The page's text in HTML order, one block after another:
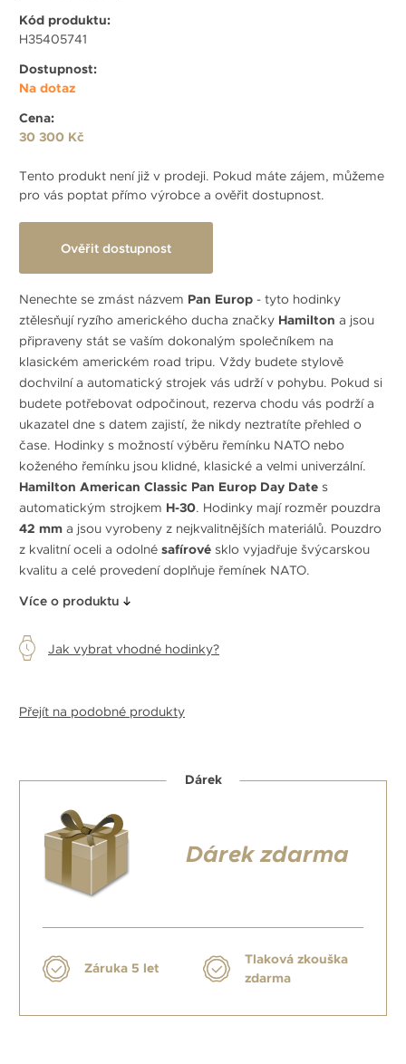
Kód produktu:
H35405741
Dostupnost:
Na dotaz
Cena:
30 300 Kč
Tento produkt není již v prodeji. Pokud máte zájem, můžeme
pro vás poptat přímo výrobce a ověřit dostupnost.
Ověřit dostupnost
Nenechte se zmást názvem Pan Europ - tyto hodinky
ztělesňují ryzího amerického ducha značky Hamilton a jsou
připraveny stát se vaším dokonalým společníkem na
klasickém americkém road tripu. Vždy budete stylově
dochvilní a automatický strojek vás udrží v pohybu. Pokud si
budete potřebovat odpočinout, rezerva chodu vás podrží a
ukazatel dne s datem zajistí, že nikdy neztratíte přehled o
čase. Hodinky s možností výběru řemínku NATO nebo
koženého řemínku jsou klidné, klasické a velmi univerzální.
Hamilton American Classic Pan Europ Day Date s
automatickým strojkem H-30. Hodinky mají rozměr pouzdra
42 mm a jsou vyrobeny z nejkvalitnějších materiálů. Pouzdro
z kvalitní oceli a odolné safírové sklo vyjadřuje švýcarskou
kvalitu a celé provedení doplňuje řemínek NATO.
Více o produktu
Jak vybrat vhodné hodinky?
Přejít na podobné produkty
Dárek
Dárek zdarma
Záruka 5 let
Tlaková zkouška
zdarma